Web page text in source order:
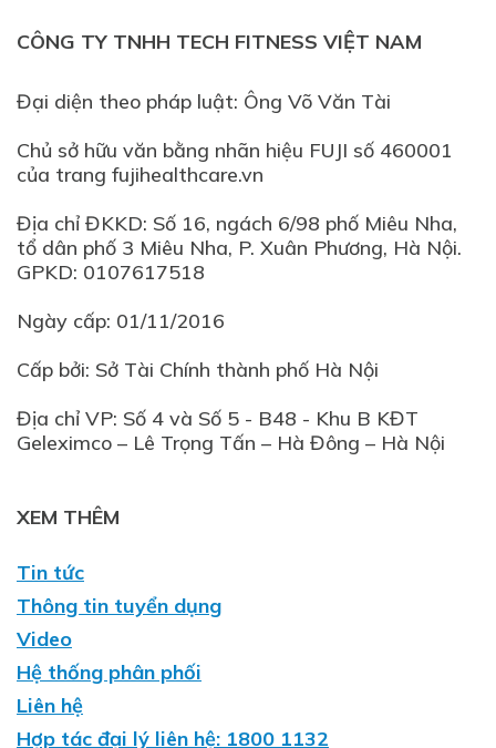
CÔNG TY TNHH TECH FITNESS VIỆT NAM
Đại diện theo pháp luật: Ông Võ Văn Tài
Chủ sở hữu văn bằng nhãn hiệu FUJI số 460001
của trang fujihealthcare.vn
Địa chỉ ĐKKD: Số 16, ngách 6/98 phố Miêu Nha,
tổ dân phố 3 Miêu Nha, P. Xuân Phương, Hà Nội.
GPKD: 0107617518
Ngày cấp: 01/11/2016
Cấp bởi: Sở Tài Chính thành phố Hà Nội
Địa chỉ VP: Số 4 và Số 5 - B48 - Khu B KĐT
XEM THÊM
Tin tức
Thông tin tuyển dụng
Video
Hệ thống phân phối
Liên hệ
Hợp tác đại lý liên hệ: 1800 1132